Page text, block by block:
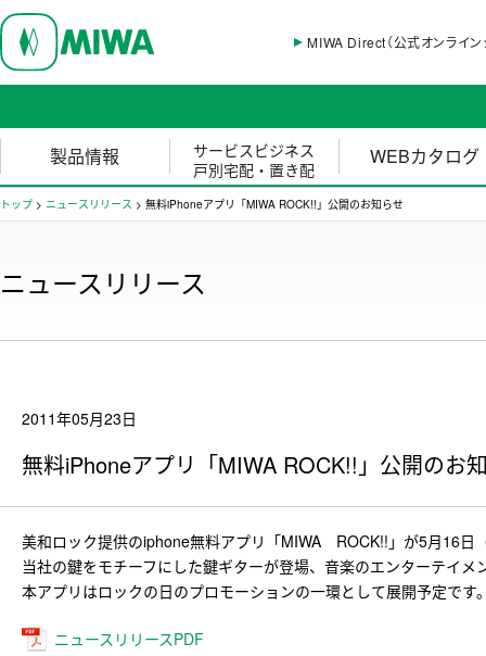
MIWA Direct（公式オンライン
製品情報
サービスビジネス
戸別宅配・置き配
WEBカタログ
トップ > ニュースリリース > 無料iPhoneアプリ「MIWA ROCK!!」公開のお知らせ
ニュースリリース
2011年05月23日
無料iPhoneアプリ「MIWA ROCK!!」公開のお
美和ロック提供のiphone無料アプリ「MIWA ROCK!!」が5月16日
当社の鍵をモチーフにした鍵ギターが登場、音楽のエンターテイ
本アプリはロックの日のプロモーションの一環として展開予定です
ニュースリリースPDF